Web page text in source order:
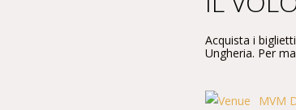
Acquista i
Ungheria. Per
MVM